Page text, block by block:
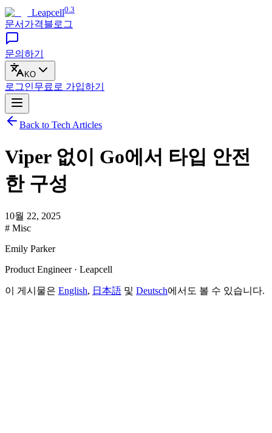
Leapcell0.3
문서 가격블로그
문의하기
KO
로그인무료로 가입하기
Back to Tech Articles
Viper 없이 Go에서 타입 안전
한 구성
10월 22, 2025
# Misc
Emily Parker
Product Engineer · Leapcell
이 게시물은 English, 日本語 및 Deutsch에서도 볼 수 있습니다.